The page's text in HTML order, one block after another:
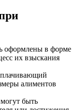
оформлены в форме
их взыскания
алиментов
быть